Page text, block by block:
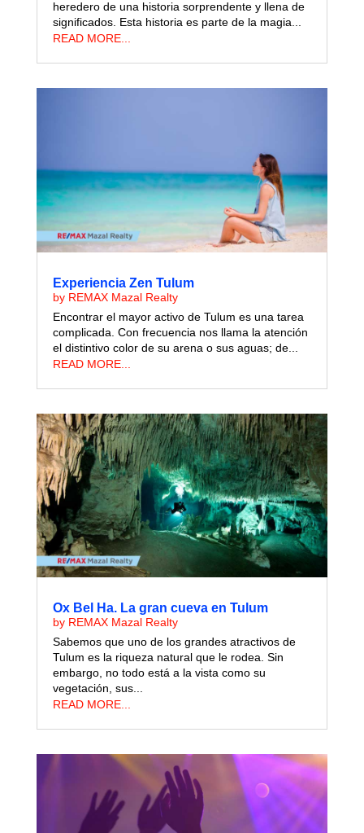
heredero de una historia sorprendente y llena de
significados. Esta historia es parte de la magia...
READ MORE...
Experiencia Zen Tulum
by REMAX Mazal Realty
Encontrar el mayor activo de Tulum es una tarea
complicada. Con frecuencia nos llama la atención
el distintivo color de su arena o sus aguas; de...
READ MORE...
Ox Bel Ha. La gran cueva en Tulum
by REMAX Mazal Realty
Sabemos que uno de los grandes atractivos de
Tulum es la riqueza natural que le rodea. Sin
embargo, no todo está a la vista como su
vegetación, sus...
READ MORE...